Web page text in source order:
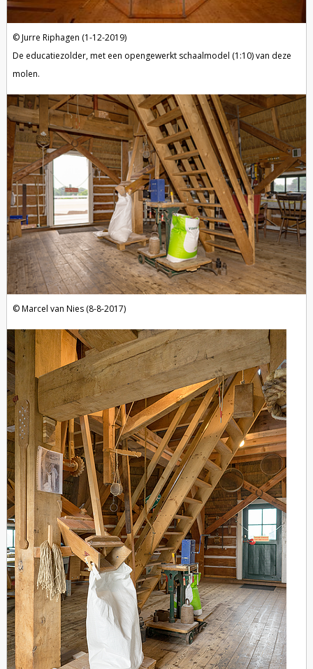
Jurre Riphagen (1-12-2019)
De educatiezolder, met een opengewerkt schaalmodel (1:10) van deze
molen.
Marcel van Nies (8-8-2017)